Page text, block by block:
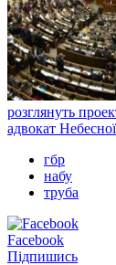
розглянуть
адвокат
гбр
набу
труба
Facebook
Підпишись